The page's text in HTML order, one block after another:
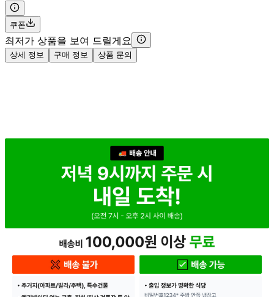
쿠폰
최저가 상품을 보여 드릴게요
상세 정보 구매 정보 상품 문의